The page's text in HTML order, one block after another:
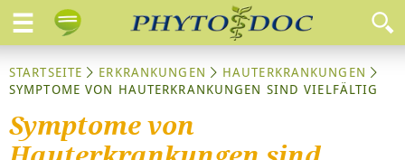
STARTSEITE ERKRANKUNGEN
HAUTERKRANKUNGEN
SYMPTOME VON HAUTERKRANKUNGEN SIND VIELFÄLTIG
Symptome von